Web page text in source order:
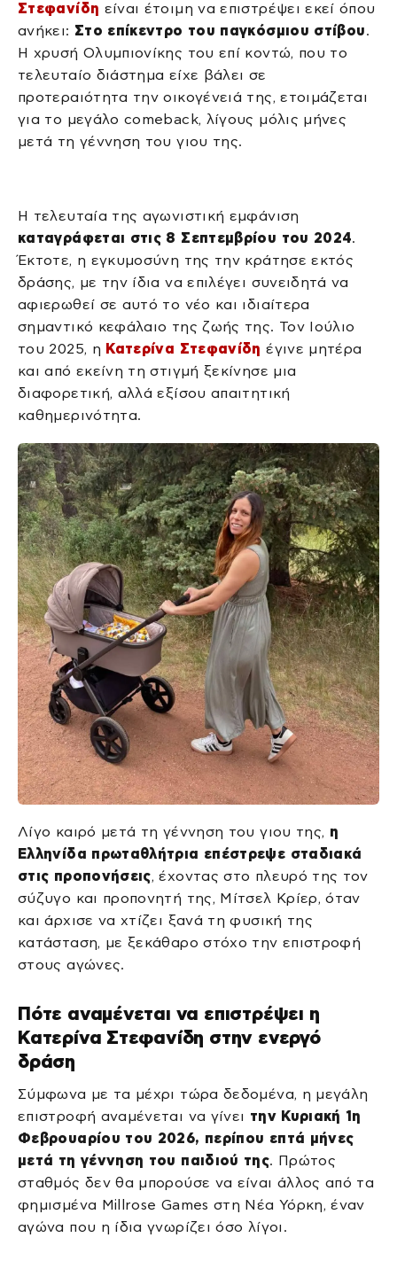
Στεφανίδη είναι έτοιμη να επιστρέψει εκεί όπου
ανήκει: Στο επίκεντρο του παγκόσμιου στίβου.
Η χρυσή Ολυμπιονίκης του επί κοντώ, που το
τελευταίο διάστημα είχε βάλει σε
προτεραιότητα την οικογένειά της, ετοιμάζεται
για το μεγάλο comeback, λίγους μόλις μήνες
μετά τη γέννηση του γιου της.
Η τελευταία της αγωνιστική εμφάνιση
καταγράφεται στις 8 Σεπτεμβρίου του 2024.
Έκτοτε, η εγκυμοσύνη της την κράτησε εκτός
δράσης, με την ίδια να επιλέγει συνειδητά να
αφιερωθεί σε αυτό το νέο και ιδιαίτερα
σημαντικό κεφάλαιο της ζωής της. Τον Ιούλιο
του 2025, η Κατερίνα Στεφανίδη έγινε μητέρα
και από εκείνη τη στιγμή ξεκίνησε μια
διαφορετική, αλλά εξίσου απαιτητική
καθημερινότητα.
Λίγο καιρό μετά τη γέννηση του γιου της, η
Ελληνίδα πρωταθλήτρια επέστρεψε σταδιακά
στις προπονήσεις, έχοντας στο πλευρό της τον
σύζυγο και προπονητή της, Μίτσελ Κρίερ, όταν
και άρχισε να χτίζει ξανά τη φυσική της
κατάσταση, με ξεκάθαρο στόχο την επιστροφή
στους αγώνες.
Πότε αναμένεται να επιστρέψει η
Κατερίνα Στεφανίδη στην ενεργό
δράση
Σύμφωνα με τα μέχρι τώρα δεδομένα, η μεγάλη
επιστροφή αναμένεται να γίνει την Κυριακή 1η
Φεβρουαρίου του 2026, περίπου επτά μήνες
μετά τη γέννηση του παιδιού της. Πρώτος
σταθμός δεν θα μπορούσε να είναι άλλος από τα
φημισμένα Millrose Games στη Νέα Υόρκη, έναν
αγώνα που η ίδια γνωρίζει όσο λίγοι.